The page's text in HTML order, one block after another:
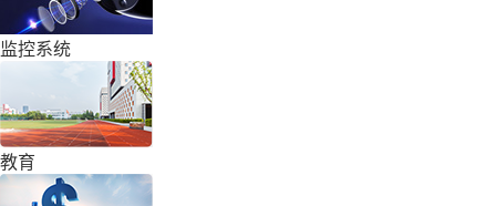
监控系统
教育